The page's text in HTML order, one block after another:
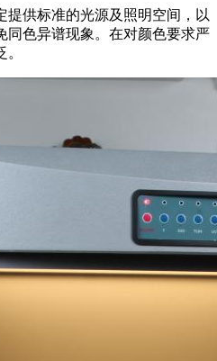
提供标准的光源及照明空间，以
同色异谱现象。在对颜色要求严